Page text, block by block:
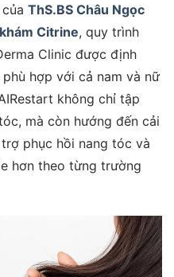
ThS.BS Châu Ngọc
Citrine, quy trình
Clinic được định
hợp với cả nam và nữ
không chỉ tập
mà còn hướng đến cải
phục hồi nang tóc và
hơn theo từng trường